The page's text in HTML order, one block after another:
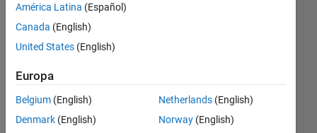
John
31 Lug
2012
1
Risposta
América Latina (Español)
Canada (English)
United States (English)
Europa
Belgium (English)
Denmark (English)
Netherlands(English)
Norway(English)